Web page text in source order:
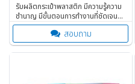
รับผลิตกระเป๋าพลาสติก มีความรู้ความ
ชำนาญ มีขั้นตอนการทำงานที่ชัดเจน
ครบวงจร
สอบถาม